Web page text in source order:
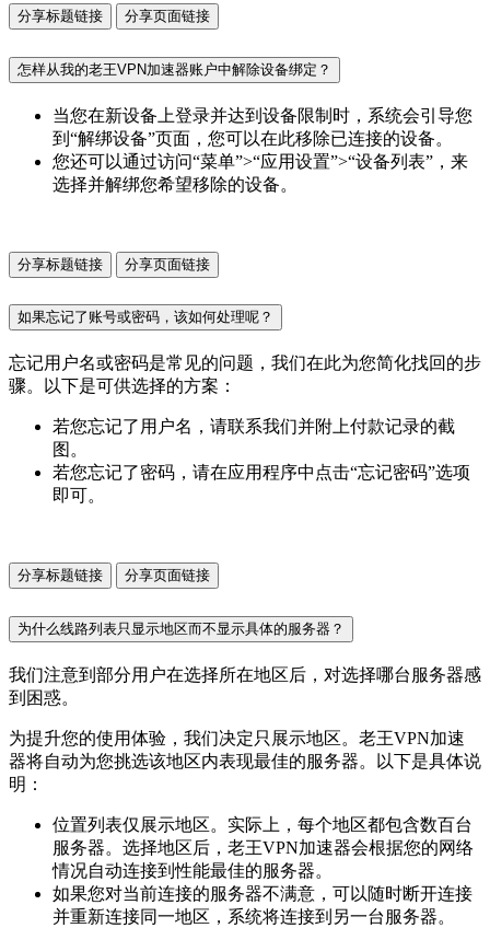
分享标题链接 分享页面链接
怎样从我的老王VPN加速器账户中解除设备绑定？
当您在新设备上登录并达到设备限制时，系统会引导您
到“解绑设备”页面，您可以在此移除已连接的设备。
您还可以通过访问“菜单”>“应用设置”>“设备列表”，来
选择并解绑您希望移除的设备。
分享标题链接 分享页面链接
如果忘记了账号或密码，该如何处理呢？
忘记用户名或密码是常见的问题，我们在此为您简化找回的步
骤。以下是可供选择的方案：
若您忘记了用户名，请联系我们并附上付款记录的截
图。
若您忘记了密码，请在应用程序中点击“忘记密码”选项
即可。
分享标题链接 分享页面链接
为什么线路列表只显示地区而不显示具体的服务器？
我们注意到部分用户在选择所在地区后，对选择哪台服务器感
到困惑。
为提升您的使用体验，我们决定只展示地区。老王VPN加速
器将自动为您挑选该地区内表现最佳的服务器。以下是具体说
明：
位置列表仅展示地区。实际上，每个地区都包含数百台
服务器。选择地区后，老王VPN加速器会根据您的网络
情况自动连接到性能最佳的服务器。
如果您对当前连接的服务器不满意，可以随时断开连接
并重新连接同一地区，系统将连接到另一台服务器。